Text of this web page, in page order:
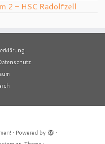
2 – HSC Radolfzell
· Powered by
·